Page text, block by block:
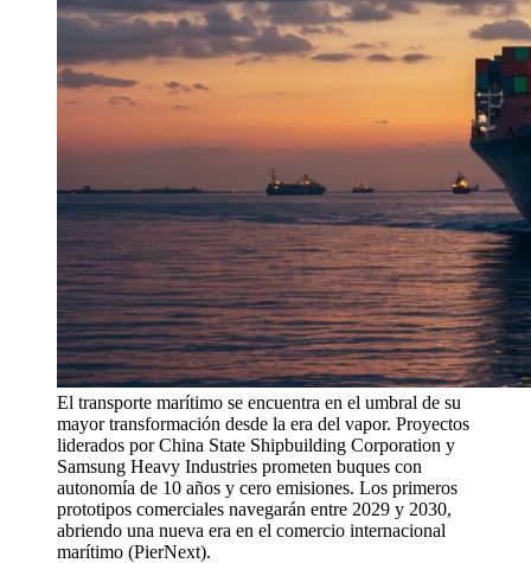
El transporte marítimo se encuentra en el umbral de su
mayor transformación desde la era del vapor. Proyectos
liderados por China State Shipbuilding Corporation y
Samsung Heavy Industries prometen buques con
autonomía de 10 años y cero emisiones. Los primeros
prototipos comerciales navegarán entre 2029 y 2030,
abriendo una nueva era en el comercio internacional
marítimo (PierNext).